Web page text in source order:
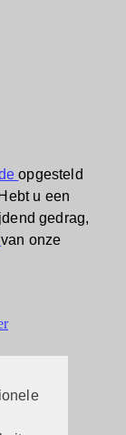
opgesteld
Hebt u een
gedrag,
van onze